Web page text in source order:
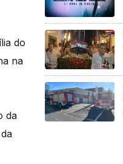
do
na
da